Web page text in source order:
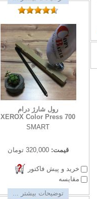
رول شارژ درام
XEROX Color Press 700
SMART
قیمت:320,000 تومان
خرید و پیش فاکتور
مقایسه
توضیحات بیشتر ...